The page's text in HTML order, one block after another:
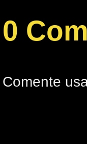
0
Comente